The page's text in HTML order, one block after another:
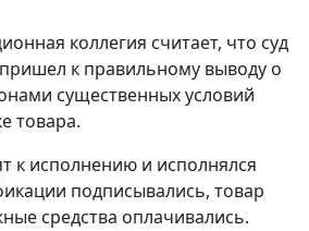
коллегия считает, что суд
к правильному выводу о
существенных условий
товара.
к исполнению и исполнялся
подписывались, товар
средства оплачивались.